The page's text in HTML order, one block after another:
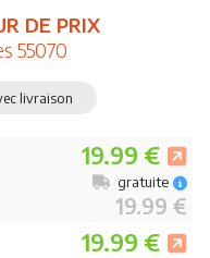
DE PRIX
55070
livraison
19.99 €
19.99 €
gratuite
19.99 €